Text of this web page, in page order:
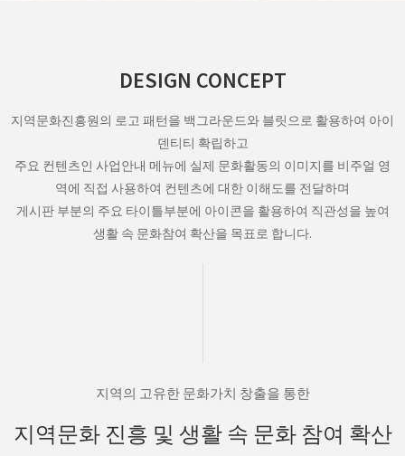
DESIGN CONCEPT
지역문화진흥원의 로고 패턴을 백그라운드와 블릿으로 활용하여 아이
덴티티 확립하고
주요 컨텐츠인 사업안내 메뉴에 실제 문화활동의 이미지를 비주얼 영
역에 직접 사용하여 컨텐츠에 대한 이해도를 전달하며
게시판 부분의 주요 타이틀부분에 아이콘을 활용하여 직관성을 높여
생활 속 문화참여 확산을 목표로 합니다.
지역의 고유한 문화가치 창출을 통한
지역문화 진흥 및 생활 속 문화 참여 확산